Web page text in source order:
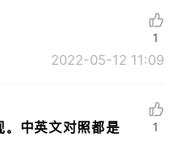
2022-05-12 11:09
1
。中英文对照都是
1